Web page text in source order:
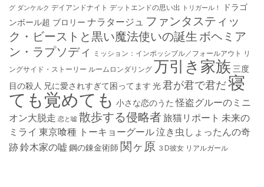
グ ダンケルク デイアンドナイト デットエンドの思い出 トリガール！
ドラゴ
ンボール超 ブロリー ナラタージュ ファンタスティッ
ク・ビーストと黒い魔法使いの誕生 ボヘミア
ン・ラプソディ ミッション：インポッシブル／フォールアウト リ
ングサイド・ストーリー ルームロンダリング万引き家族 三度
目の殺人 兄に愛されすぎて困ってます 光君が君で君だ寝
ても覚めても 小さな恋のうた 怪盗グルーのミニ
オン大脱走 恋と嘘 散歩する侵略者旅猫リポート 未来の
ミライ 東京喰種 トーキョーグール泣き虫しょったんの奇
跡鈴木家の嘘 鋼の錬金術師 関ヶ原 ３D彼女 リアルガール